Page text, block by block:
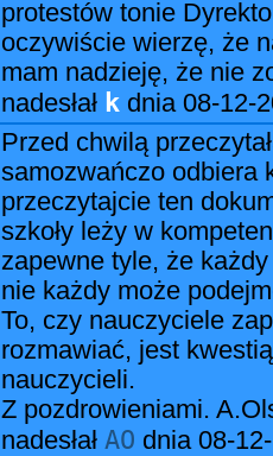
protestów tonie
oczywiście wierzę, że
mam nadzieję, że nie
nadesłał k dnia 08-12-
Przed chwilą
samozwańczo odbiera
przeczytajcie ten
szkoły leży w
zapewne tyle, że
nie każdy może
To, czy nauczyciele
rozmawiać, jest
nauczycieli.
Z pozdrowieniami.
nadesłał AO dnia 08-